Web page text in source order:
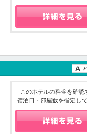
このホテルの料金を確認
宿泊日・部屋数を指定し